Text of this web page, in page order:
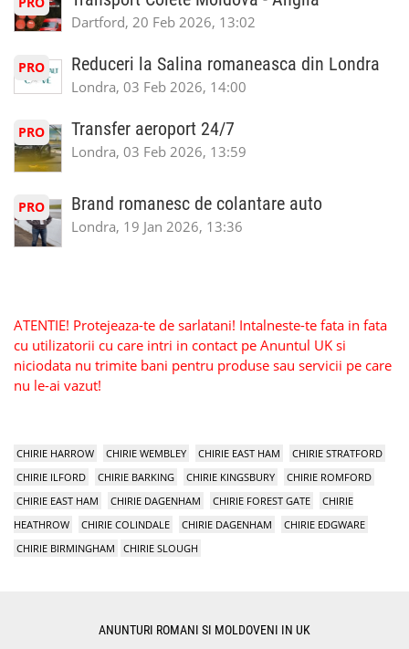
Dartford, 20 Feb 2026, 13:02
PRO Reduceri la Salina romaneasca din Londra
Londra, 03 Feb 2026, 14:00
PRO Transfer aeroport 24/7
Londra, 03 Feb 2026, 13:59
PRO Brand romanesc de colantare auto
Londra, 19 Jan 2026, 13:36
ATENTIE! Protejeaza-te de sarlatani! Intalneste-te fata in fata
cu utilizatorii cu care intri in contact pe Anuntul UK si
niciodata nu trimite bani pentru produse sau servicii pe care
nu le-ai vazut!
CHIRIE HARROW CHIRIE WEMBLEY CHIRIE EAST HAM
CHIRIE STRATFORD
CHIRIE ILFORD
CHIRIE BARKING CHIRIE KINGSBURY
CHIRIE ROMFORD
CHIRIE EAST HAM
CHIRIE DAGENHAM CHIRIE FOREST GATE
CHIRIE
HEATHROW
CHIRIE COLINDALE CHIRIE DAGENHAM
CHIRIE EDGWARE
CHIRIE BIRMINGHAM
CHIRIE SLOUGH
ANUNTURI ROMANI SI MOLDOVENI IN UK